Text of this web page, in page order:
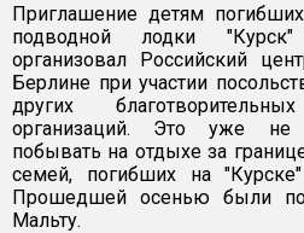
Приглашение детям
подводной лодки
организовал Российский
Берлине при участии
других
организаций. Это уже не
побывать на отдыхе за
семей, погибших на
Прошедшей осенью были
Мальту.